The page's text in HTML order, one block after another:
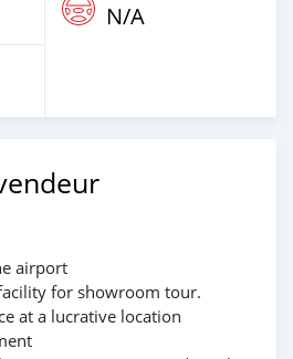
N/A
airport
for showroom tour.
at a lucrative location